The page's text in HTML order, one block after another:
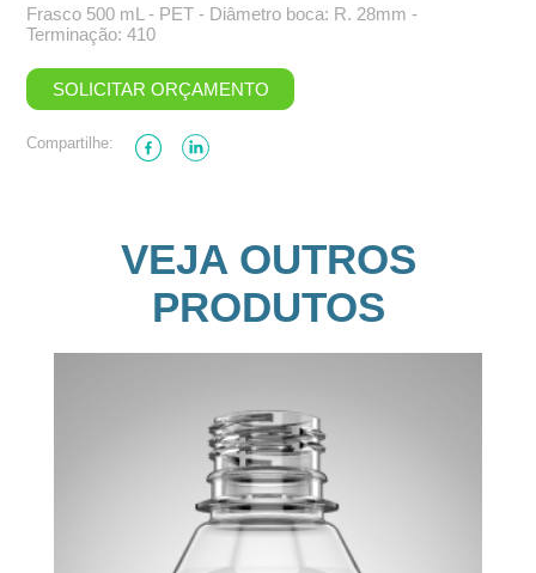
Frasco 500 mL - PET - Diâmetro boca: R. 28mm -
Terminação: 410
SOLICITAR ORÇAMENTO
Compartilhe:
VEJA OUTROS
PRODUTOS